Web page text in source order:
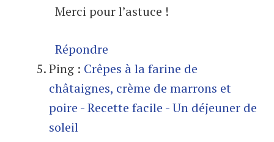
Merci pour l’astuce !
Répondre
Ping : Crêpes à la farine de
châtaignes, crème de marrons et
poire - Recette facile - Un déjeuner de
soleil